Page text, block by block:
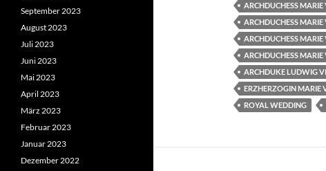
ARCHDUCHESS MARIE
ARCHDUCHESS
ARCHDUCHESS
ARCHDUCHESS
ARCHDUKE LUDWIG
ERZHERZOGIN MARIE
ROYAL WEDDING
September 2023
August 2023
Juli 2023
Juni 2023
Mai 2023
April 2023
März 2023
Februar 2023
Januar 2023
Dezember 2022